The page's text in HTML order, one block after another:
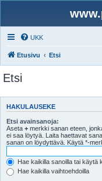
UKK
Etusivu Etsi
Etsi
HAKULAUSEKE
Etsi avainsanoja:
Aseta + merkki sanan eteen,
ei saa löytyä. Laita haettavat
sanan on löydyttävä. Käytä *-
Hae kaikilla sanoilla tai käytä
Hae kaikilla vaihtoehdoilla